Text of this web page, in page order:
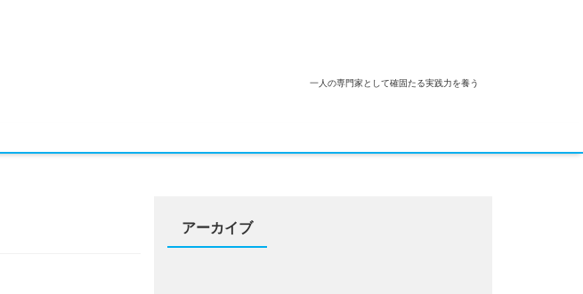
一人の専門家として確固たる実践力を養う
アーカイブ